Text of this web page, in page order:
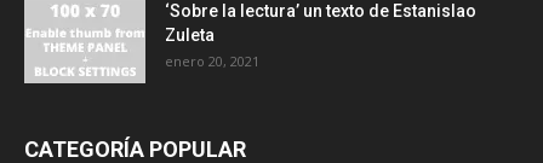
‘Sobre la lectura’ un texto de Estanislao
Zuleta
enero 20, 2021
CATEGORÍA POPULAR